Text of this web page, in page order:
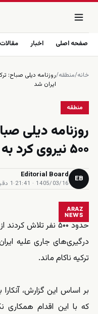
صفحه اصلی اخبار مقالات
خانه/منطقه/
ایران شد
منطقه
روزنامه دیلی
۵۰۰ نیروی کرد به جنگ علیه ایران شد
EB
Editorial Board
1405/03/16 · 21:41
·1 دقیقه مطالعه
ARAZ
NEWS
حدود ۵۰۰ نفر تلاش
درگیری‌های جاری علیه
ترکیه ناکام ماند.
بر اساس این گزارش،
که با این اقدام همکاری